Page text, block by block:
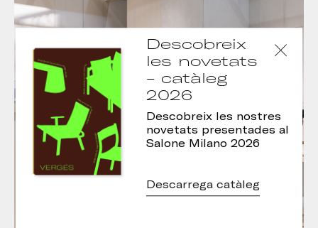
Descobreix
les novetats
- catàleg
2026
Descobreix les nostres
novetats presentades al
Salone Milano 2026
Descarrega catàleg